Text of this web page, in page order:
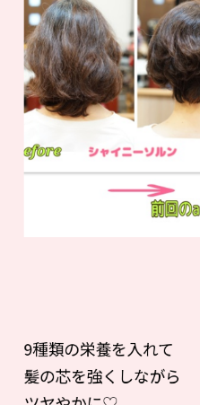
9種類の栄養を入れて
髪の芯を強くしながら